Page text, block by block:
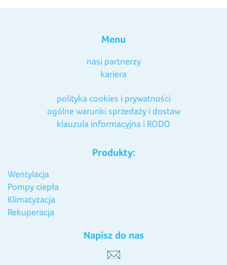
Menu
nasi partnerzy
kariera
polityka cookies i prywatności
ogólne warunki sprzedaży i dostaw
klauzula informacyjna i RODO
Produkty:
Wentylacja
Pompy ciepła
Klimatyzacja
Rekuperacja
Napisz do nas